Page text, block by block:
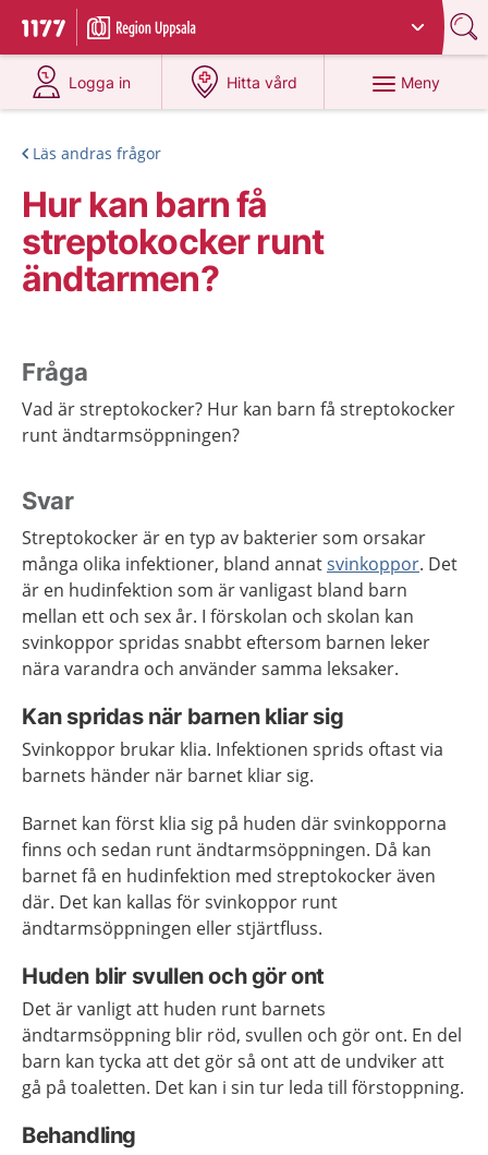
Till startsidan för 1177
Du har valt region
Logga in
på 1177.se
Hitta vård
på 1177.se
Meny
Läs andras frågor
Hur kan barn få
streptokocker runt
ändtarmen?
Fråga
Vad är streptokocker? Hur kan barn få streptokocker
runt ändtarmsöppningen?
Svar
Streptokocker är en typ av bakterier som orsakar
många olika infektioner, bland annatsvinkoppor. Det
är en hudinfektion som är vanligast bland barn
mellan ett och sex år. I förskolan och skolan kan
svinkoppor spridas snabbt eftersom barnen leker
nära varandra och använder samma leksaker.
Kan spridas när barnen kliar sig
Svinkoppor brukar klia. Infektionen sprids oftast via
barnets händer när barnet kliar sig.
Barnet kan först klia sig på huden där svinkopporna
finns och sedan runt ändtarmsöppningen. Då kan
barnet få en hudinfektion med streptokocker även
där. Det kan kallas för svinkoppor runt
ändtarmsöppningen eller stjärtfluss.
Huden blir svullen och gör ont
Det är vanligt att huden runt barnets
ändtarmsöppning blir röd, svullen och gör ont. En del
barn kan tycka att det gör så ont att de undviker att
gå på toaletten. Det kan i sin tur leda till förstoppning.
Behandling